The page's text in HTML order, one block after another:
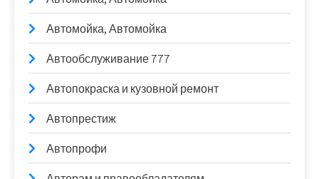
Автомойка, Автомойка
Автообслуживание 777
Автопокраска и кузовной ремонт
Автопрестиж
Автопрофи